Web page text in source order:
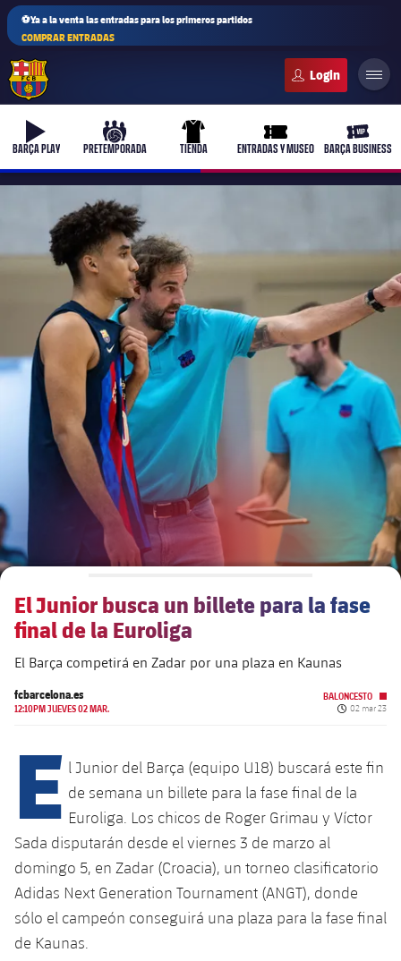
⚽Ya a la venta las entradas para los primeros partidos
COMPRAR ENTRADAS
b-play
BARÇA PLAY
culers-ball
PRETEMPORADA
uniform
TIENDA
ticket-full
ENTRADAS Y MUSEO
ticket-
BARÇA BUSINESS
plusicon
más
Junta Directiva
Estructura ejecutiva
chevron-right
label.aria.chevronright
Órganos
label.aria.chevronright
chevron-right
label.aria.chevronright
plusicon
más
Barça Academy
Más que un club
Masia 360
La Masia
plusicon
más
Década a década
Jugadores de leyenda
Centro de documentación
plusicon
más
El Junior busca un billete para la fase
final de la Euroliga
El Barça competirá en Zadar por una plaza en Kaunas
fcbarcelona.es
12:10PM JUEVES 02 MAR.
BALONCESTO
Fecha de
02 mar 23
E l Junior del Barça (equipo U18) buscará este fin
de semana un billete para la fase final de la
Euroliga. Los chicos de Roger Grimau y Víctor
Sada disputarán desde el viernes 3 de marzo al
domingo 5, en Zadar (Croacia), un torneo clasificatorio
Adidas Next Generation Tournament (ANGT), donde
sólo el campeón conseguirá una plaza para la fase final
de Kaunas.